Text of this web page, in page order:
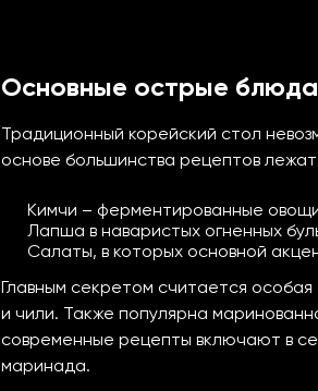
Основные острые
Традиционный корейский стол
основе большинства рецептов
Кимчи – ферментированные
Лапша в наваристых огненных
Салаты, в которых основной
Главным секретом считается
и чили. Также популярна
современные рецепты включают в
маринада.